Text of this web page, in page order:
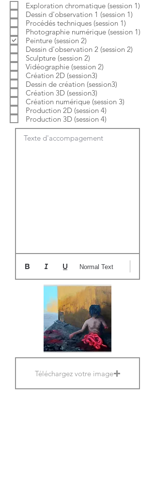
i
r
e
l
i
g
a
t
o
i
r
e
Exploration chromatique (session 1)
Dessin d'observation 1 (session 1)
Procédés techniques (session 1)
Photographie numérique (session 1)
Peinture (session 2)
Dessin d'observation 2 (session 2)
Sculpture (session 2)
Vidéographie (session 2)
Création 2D (session3)
Dessin de création (session3)
Création 3D (session3)
Création numérique (session 3)
Production 2D (session 4)
Production 3D (session 4)
Texte d'accompagement
Normal Text
Téléchargez votre image